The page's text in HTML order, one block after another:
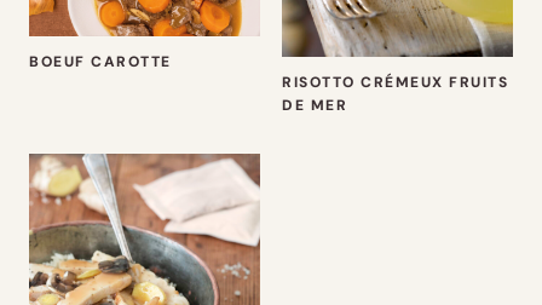
BOEUF CAROTTE
RISOTTO CRÉMEUX FRUITS
DE MER